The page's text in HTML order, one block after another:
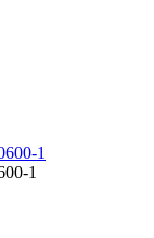
1